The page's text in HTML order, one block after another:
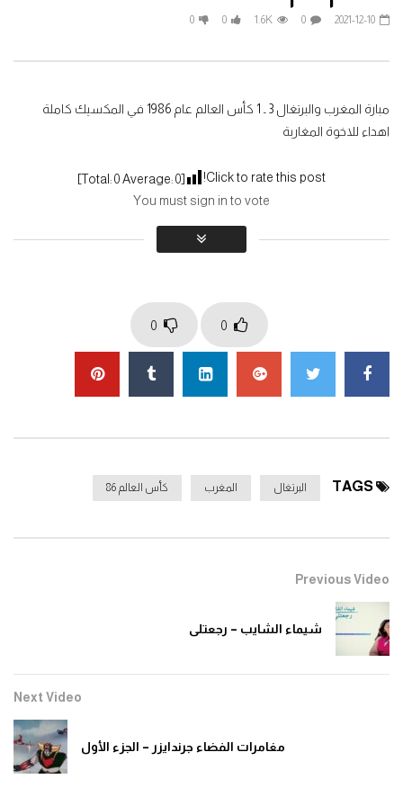
ثماني دقائق صنعت أسطورة مارادونا في
كأس العالم 1986
0
335
0
0
0
1.7K
0
0
2021-12-10
0
1.6K
0
0
مبارة المغرب والبرتغال 3 ـ 1 كأس العالم عام 1986 في المكسيك كاملة
اهداء للاخوة المغاربة
Click to rate this post!
[Total:
0Average:0
]
You must sign in to vote
0
0
TAGS البرتغال المغرب كأس العالم 86
Previous Video
شيماء الشايب – رجعتلى
Next Video
مغامرات الفضاء جرندايزر – الجزء الأول